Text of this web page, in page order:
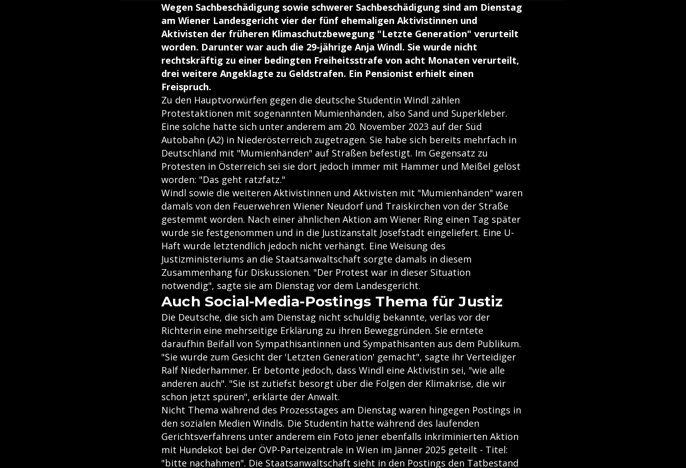
Wegen Sachbeschädigung sowie schwerer Sachbeschädigung sind am Dienstag
am Wiener Landesgericht vier der fünf ehemaligen Aktivistinnen und
Aktivisten der früheren Klimaschutzbewegung "Letzte Generation" verurteilt
worden. Darunter war auch die 29-jährige Anja Windl. Sie wurde nicht
rechtskräftig zu einer bedingten Freiheitsstrafe von acht Monaten verurteilt,
drei weitere Angeklagte zu Geldstrafen. Ein Pensionist erhielt einen
Freispruch.
Zu den Hauptvorwürfen gegen die deutsche Studentin Windl zählen
Protestaktionen mit sogenannten Mumienhänden, also Sand und Superkleber.
Eine solche hatte sich unter anderem am 20. November 2023 auf der Süd
Autobahn (A2) in Niederösterreich zugetragen. Sie habe sich bereits mehrfach in
Deutschland mit "Mumienhänden" auf Straßen befestigt. Im Gegensatz zu
Protesten in Österreich sei sie dort jedoch immer mit Hammer und Meißel gelöst
worden: "Das geht ratzfatz."
Windl sowie die weiteren Aktivistinnen und Aktivisten mit "Mumienhänden" waren
damals von den Feuerwehren Wiener Neudorf und Traiskirchen von der Straße
gestemmt worden. Nach einer ähnlichen Aktion am Wiener Ring einen Tag später
wurde sie festgenommen und in die Justizanstalt Josefstadt eingeliefert. Eine U-
Haft wurde letztendlich jedoch nicht verhängt. Eine Weisung des
Justizministeriums an die Staatsanwaltschaft sorgte damals in diesem
Zusammenhang für Diskussionen. "Der Protest war in dieser Situation
notwendig", sagte sie am Dienstag vor dem Landesgericht.
Auch Social-Media-Postings Thema für Justiz
Die Deutsche, die sich am Dienstag nicht schuldig bekannte, verlas vor der
Richterin eine mehrseitige Erklärung zu ihren Beweggründen. Sie erntete
daraufhin Beifall von Sympathisantinnen und Sympathisanten aus dem Publikum.
"Sie wurde zum Gesicht der 'Letzten Generation' gemacht", sagte ihr Verteidiger
Ralf Niederhammer. Er betonte jedoch, dass Windl eine Aktivistin sei, "wie alle
anderen auch". "Sie ist zutiefst besorgt über die Folgen der Klimakrise, die wir
schon jetzt spüren", erklärte der Anwalt.
Nicht Thema während des Prozesstages am Dienstag waren hingegen Postings in
den sozialen Medien Windls. Die Studentin hatte während des laufenden
Gerichtsverfahrens unter anderem ein Foto jener ebenfalls inkriminierten Aktion
mit Hundekot bei der ÖVP-Parteizentrale in Wien im Jänner 2025 geteilt - Titel:
"bitte nachahmen". Die Staatsanwaltschaft sieht in den Postings den Tatbestand